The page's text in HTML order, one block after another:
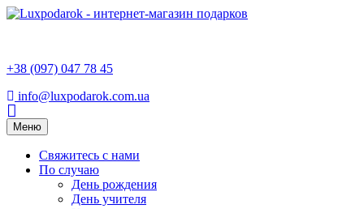
+38 (097) 047 78 45
info@luxpodarok.com.ua
Toggle
navigation
Меню
Свяжитесь с нами
По случаю
День рождения
День учителя